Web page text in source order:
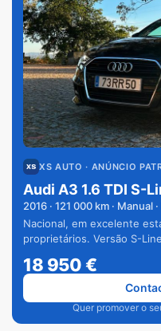
XS AUTO · ANÚNCIO
Audi A3 1.6 TDI S-
2016 · 121 000 km · Manual
Nacional, em excelente
proprietários. Versão S-
18 950€
Quer promover o